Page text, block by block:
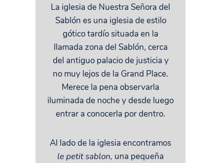
La iglesia de Nuestra Señora del
Sablón es una iglesia de estilo
gótico tardío situada en la
llamada zona del Sablón, cerca
del antiguo palacio de justicia y
no muy lejos de la Grand Place.
Merece la pena observarla
iluminada de noche y desde luego
entrar a conocerla por dentro.
Al lado de la iglesia encontramos
le petit sablon, una pequeña